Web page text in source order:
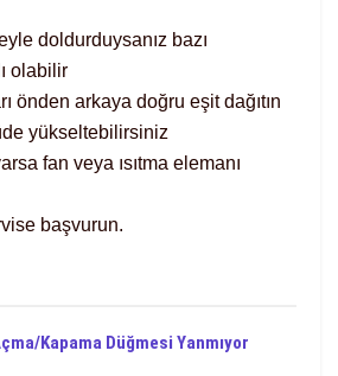
doldurduysanız bazı
olabilir
önden arkaya doğru eşit dağıtın
yükseltebilirsiniz
fan veya ısıtma elemanı
başvurun.
Kapama Düğmesi Yanmıyor